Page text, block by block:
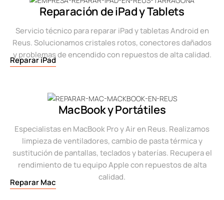
Reparación de iPad y Tablets
Servicio técnico para reparar iPad y tabletas Android en
Reus. Solucionamos cristales rotos, conectores dañados
y problemas de encendido con repuestos de alta calidad.
Reparar iPad
MacBook y Portátiles
Especialistas en MacBook Pro y Air en Reus. Realizamos
limpieza de ventiladores, cambio de pasta térmica y
sustitución de pantallas, teclados y baterías. Recupera el
rendimiento de tu equipo Apple con repuestos de alta
calidad.
Reparar Mac